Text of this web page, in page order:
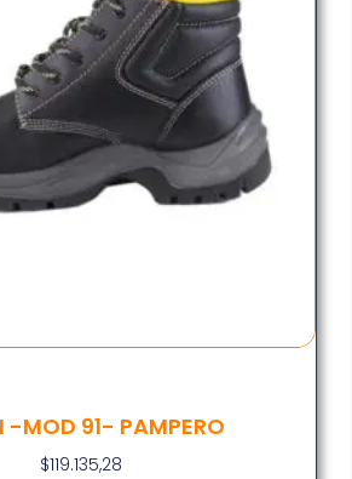
-MOD 91- PAMPERO
$119.135,28